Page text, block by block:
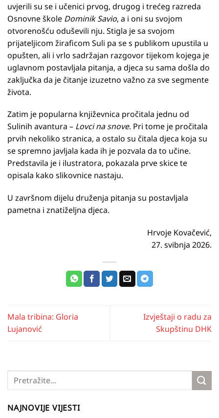
uvjerili su se i učenici prvog, drugog i trećeg razreda
Osnovne škole Dominik Savio, a i oni su svojom
otvorenošću oduševili nju. Stigla je sa svojom
prijateljicom žiraficom Suli pa se s publikom upustila u
opušten, ali i vrlo sadržajan razgovor tijekom kojega je
uglavnom postavljala pitanja, a djeca su sama došla do
zaključka da je čitanje izuzetno važno za sve segmente
života.
Zatim je popularna književnica pročitala jednu od
Sulinih avantura – Lovci na snove. Pri tome je pročitala
prvih nekoliko stranica, a ostalo su čitala djeca koja su
se spremno javljala kada ih je pozvala da to učine.
Predstavila je i ilustratora, pokazala prve skice te
opisala kako slikovnice nastaju.
U završnom dijelu druženja pitanja su postavljala
pametna i znatiželjna djeca.
Hrvoje Kovačević,
27. svibnja 2026.
Mala tribina: Gloria
Lujanović
Izvještaji o radu za
Skupštinu DHK
NAJNOVIJE VIJESTI